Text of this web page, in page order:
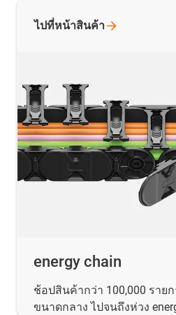
energy chain
ช้อปสินค้ากว่า 100,000 ราย
ขนาดกลาง ไปจนถึงห่วง
ไปที่หน้าสินค้า